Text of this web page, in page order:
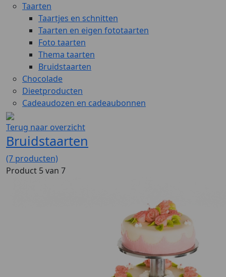
Taarten
Taartjes en schnitten
Taarten en eigen fototaarten
Foto taarten
Thema taarten
Bruidstaarten
Chocolade
Dieetproducten
Cadeaudozen en cadeaubonnen
Terug naar overzicht
Bruidstaarten
(7 producten)
Product 5 van 7